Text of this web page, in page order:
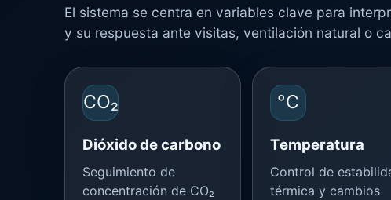
El sistema se centra en variables clave para
y su respuesta ante visitas, ventilación natural o
CO₂
Dióxido de carbono
Seguimiento de
concentración de CO₂
°C
Temperatura
Control de
térmica y cambios